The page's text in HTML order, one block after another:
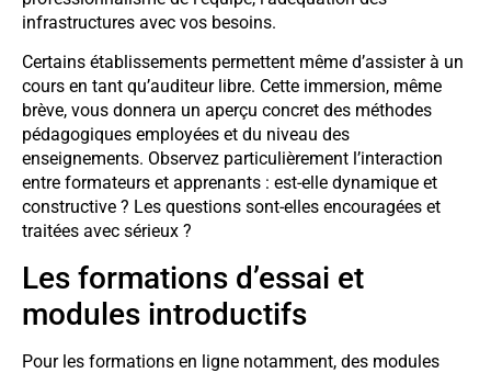
infrastructures avec vos besoins.
Certains établissements permettent même d’assister à un
cours en tant qu’auditeur libre. Cette immersion, même
brève, vous donnera un aperçu concret des méthodes
pédagogiques employées et du niveau des
enseignements. Observez particulièrement l’interaction
entre formateurs et apprenants : est-elle dynamique et
constructive ? Les questions sont-elles encouragées et
traitées avec sérieux ?
Les formations d’essai et
modules introductifs
Pour les formations en ligne notamment, des modules